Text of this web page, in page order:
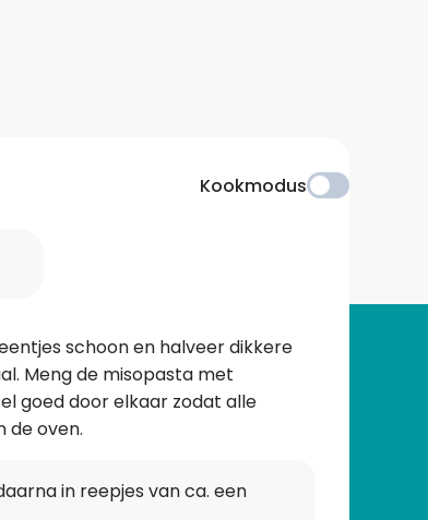
Kookmodus
schoon en halveer dikkere
Meng de misopasta met
goed door elkaar zodat alle
de oven.
in reepjes van ca. een